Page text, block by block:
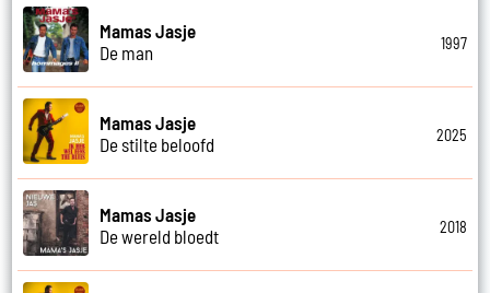
Mamas Jasje
De man
1997
Mamas Jasje
De stilte beloofd
2025
Mamas Jasje
De wereld bloedt
2018